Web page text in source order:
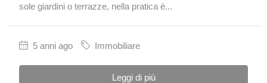
sole giardini o terrazze, nella pratica è...
5 anni ago Immobiliare
Leggi di più